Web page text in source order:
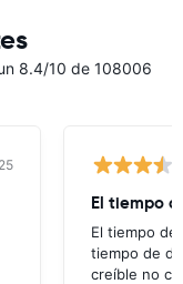
8.4/10 de 108006
El tiempo
El tiempo
tiempo de
creíble no